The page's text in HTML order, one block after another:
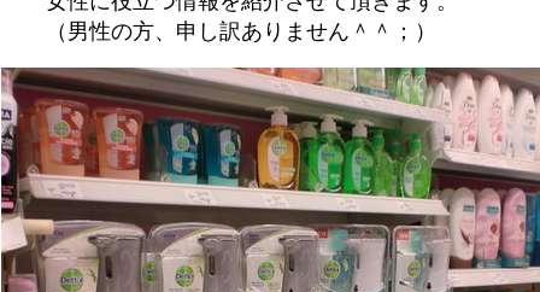
（男性の方、申し訳ありません＾＾；）